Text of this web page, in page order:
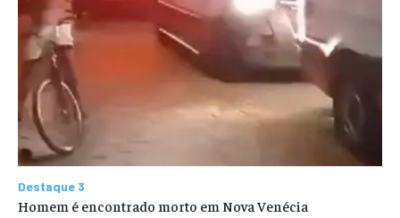
Destaque 3
Homem é encontrado morto em Nova Venécia